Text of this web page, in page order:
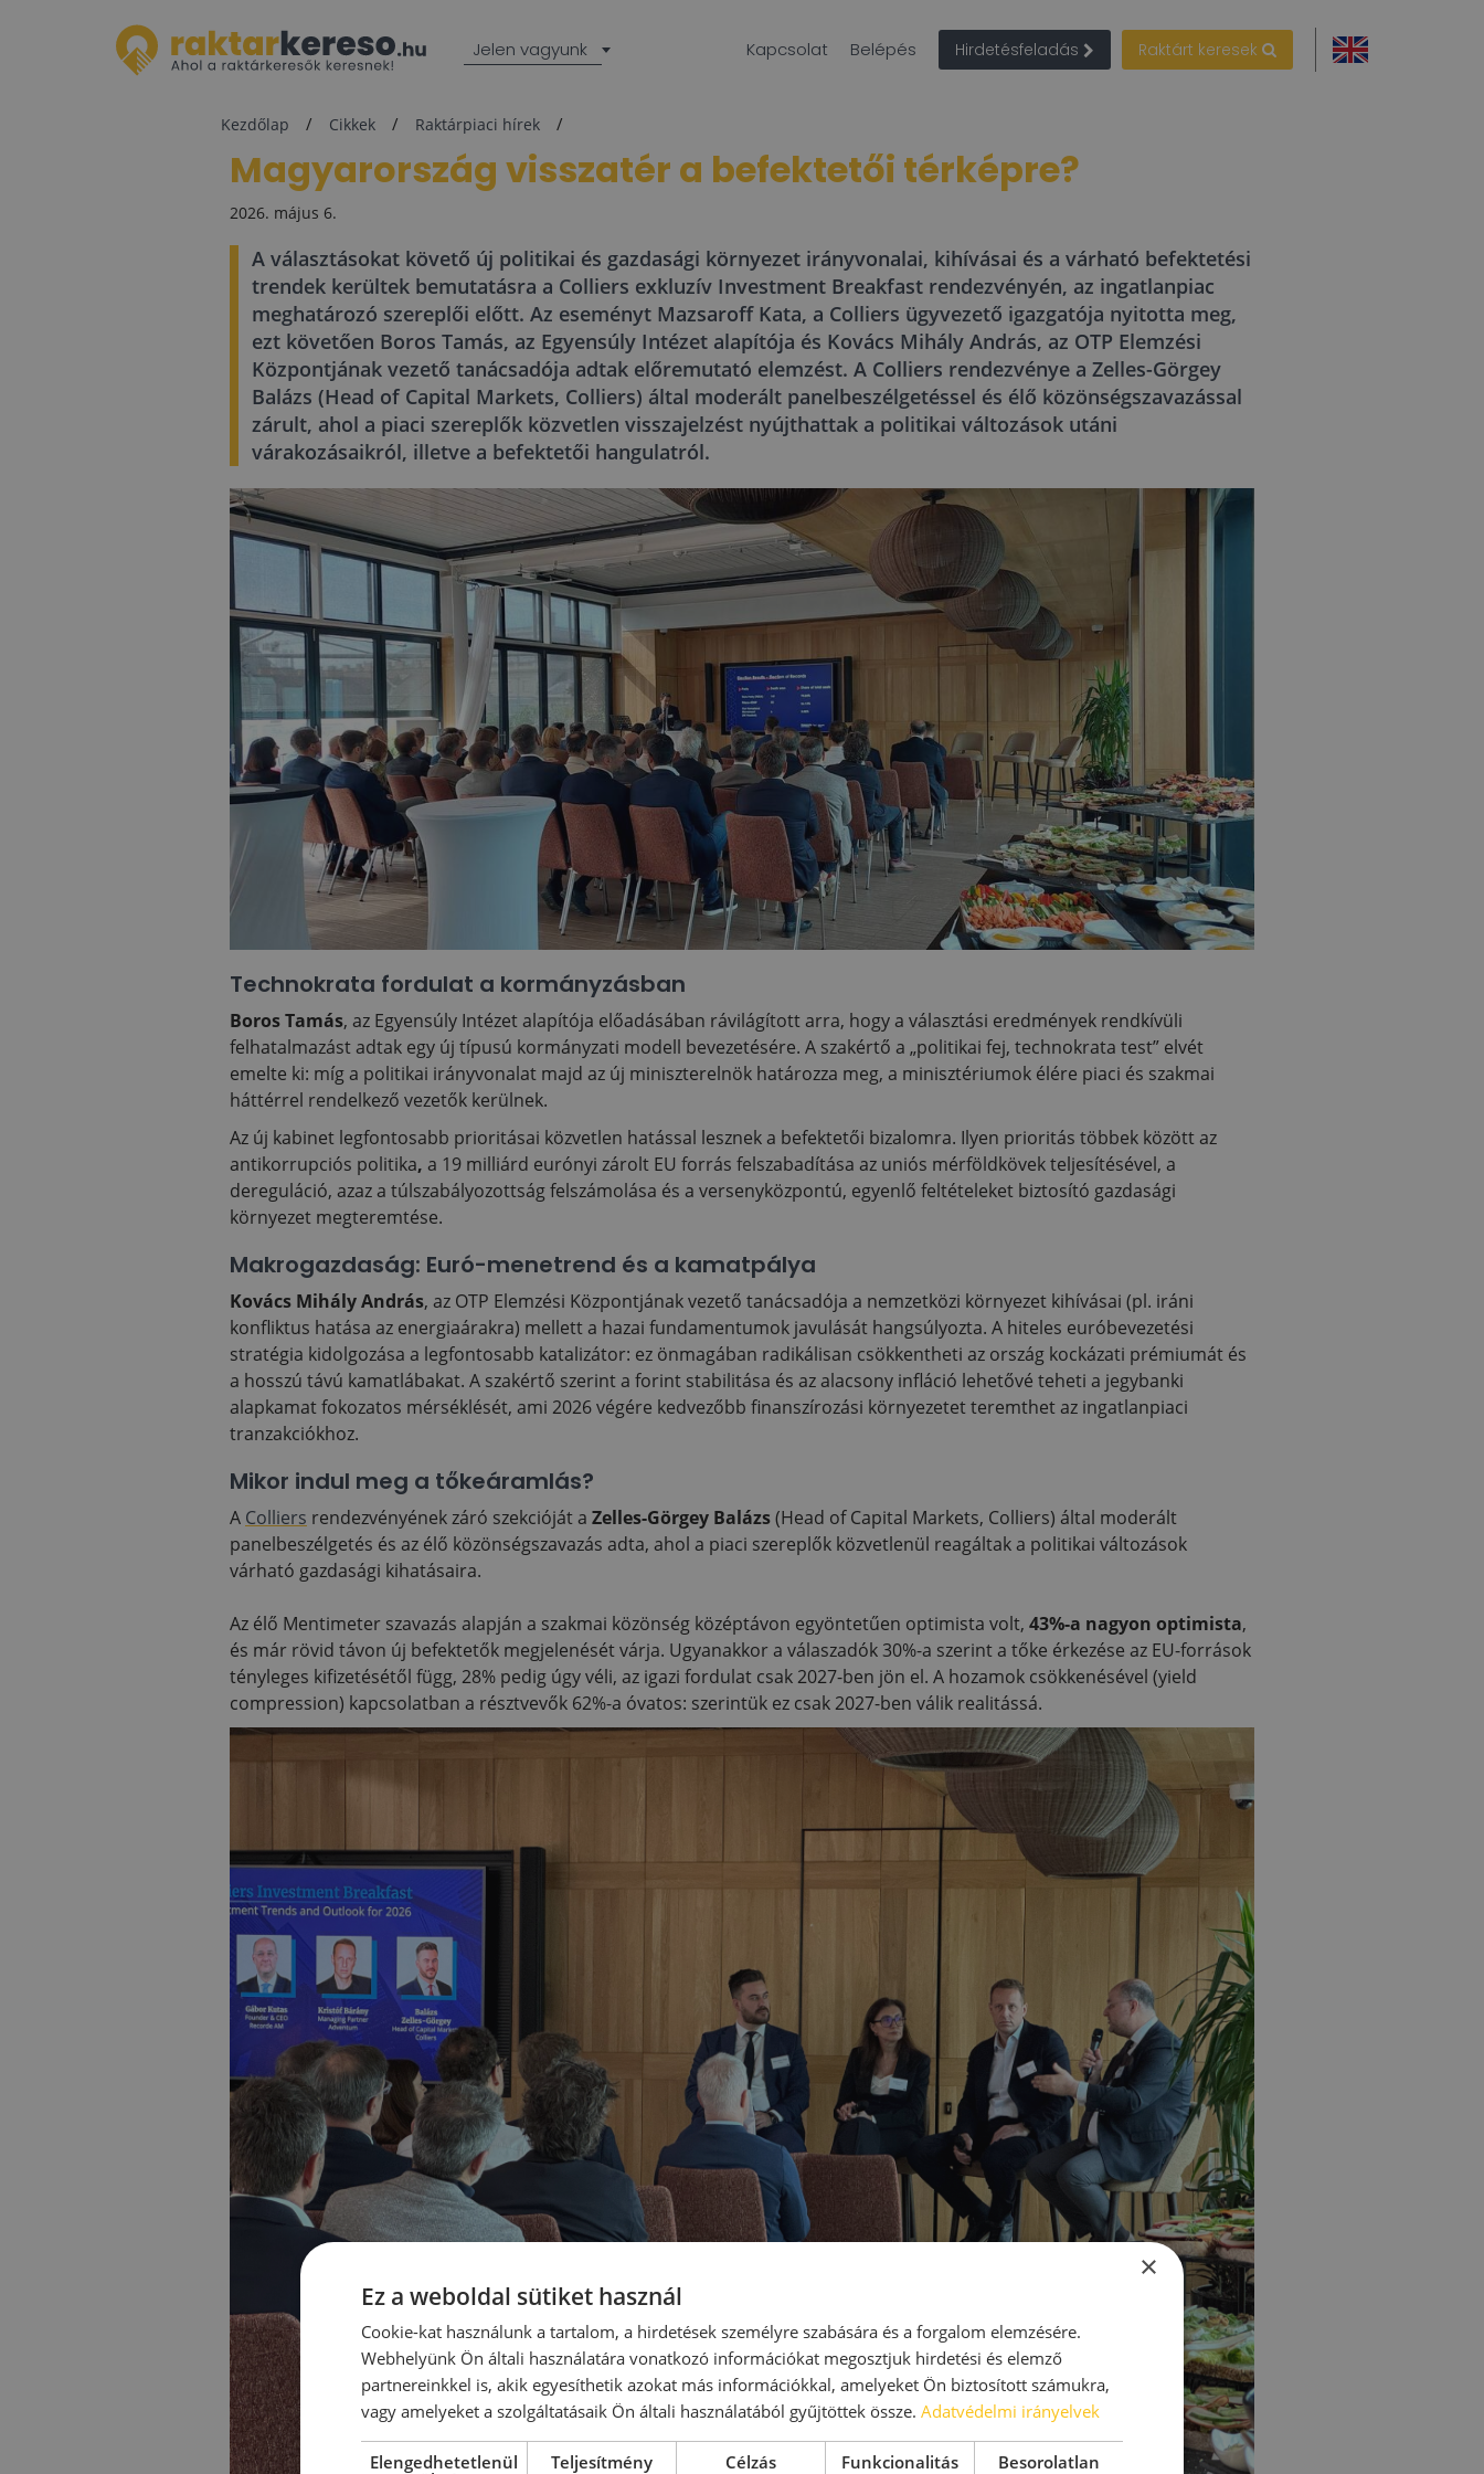
Jelen vagyunk Kapcsolat Belépés Hirdetésfeladás Raktárt keresek
Kezdőlap Cikkek Raktárpiaci hírek
Magyarország visszatér a befektetői térképre?
2026. május 6.
A választásokat követő új politikai és gazdasági környezet irányvonalai, kihívásai és a várható befektetési
trendek kerültek bemutatásra a Colliers exkluzív Investment Breakfast rendezvényén, az ingatlanpiac
meghatározó szereplői előtt. Az eseményt Mazsaroff Kata, a Colliers ügyvezető igazgatója nyitotta meg,
ezt követően Boros Tamás, az Egyensúly Intézet alapítója és Kovács Mihály András, az OTP Elemzési
Központjának vezető tanácsadója adtak előremutató elemzést. A Colliers rendezvénye a Zelles-Görgey
Balázs (Head of Capital Markets, Colliers) által moderált panelbeszélgetéssel és élő közönségszavazással
zárult, ahol a piaci szereplők közvetlen visszajelzést nyújthattak a politikai változások utáni
várakozásaikról, illetve a befektetői hangulatról.
Technokrata fordulat a kormányzásban
Boros Tamás, az Egyensúly Intézet alapítója előadásában rávilágított arra, hogy a választási eredmények rendkívüli
felhatalmazást adtak egy új típusú kormányzati modell bevezetésére. A szakértő a „politikai fej, technokrata test” elvét
emelte ki: míg a politikai irányvonalat majd az új miniszterelnök határozza meg, a minisztériumok élére piaci és szakmai
háttérrel rendelkező vezetők kerülnek.
Az új kabinet legfontosabb prioritásai közvetlen hatással lesznek a befektetői bizalomra. Ilyen prioritás többek között az
antikorrupciós politika, a 19 milliárd eurónyi zárolt EU forrás felszabadítása az uniós mérföldkövek teljesítésével, a
dereguláció, azaz a túlszabályozottság felszámolása és a versenyközpontú, egyenlő feltételeket biztosító gazdasági
környezet megteremtése.
Makrogazdaság: Euró-menetrend és a kamatpálya
Kovács Mihály András, az OTP Elemzési Központjának vezető tanácsadója a nemzetközi környezet kihívásai (pl. iráni
konfliktus hatása az energiaárakra) mellett a hazai fundamentumok javulását hangsúlyozta. A hiteles euróbevezetési
stratégia kidolgozása a legfontosabb katalizátor: ez önmagában radikálisan csökkentheti az ország kockázati prémiumát és
a hosszú távú kamatlábakat. A szakértő szerint a forint stabilitása és az alacsony infláció lehetővé teheti a jegybanki
alapkamat fokozatos mérséklését, ami 2026 végére kedvezőbb finanszírozási környezetet teremthet az ingatlanpiaci
tranzakciókhoz.
Mikor indul meg a tőkeáramlás?
A Colliers rendezvényének záró szekcióját a Zelles-Görgey Balázs(Head of Capital Markets, Colliers) által moderált
panelbeszélgetés és az élő közönségszavazás adta, ahol a piaci szereplők közvetlenül reagáltak a politikai változások
várható gazdasági kihatásaira.
Az élő Mentimeter szavazás alapján a szakmai közönség középtávon egyöntetűen optimista volt, 43%-a nagyon optimista,
és már rövid távon új befektetők megjelenését várja. Ugyanakkor a válaszadók 30%-a szerint a tőke érkezése az EU-források
tényleges kifizetésétől függ, 28% pedig úgy véli, az igazi fordulat csak 2027-ben jön el. A hozamok csökkenésével (yield
compression) kapcsolatban a résztvevők 62%-a óvatos: szerintük ez csak 2027-ben válik realitássá.
×
Ez a weboldal sütiket használ
Cookie-kat használunk a tartalom, a hirdetések személyre szabására és a forgalom elemzésére.
Webhelyünk Ön általi használatára vonatkozó információkat megosztjuk hirdetési és elemző
partnereinkkel is, akik egyesíthetik azokat más információkkal, amelyeket Ön biztosított számukra,
vagy amelyeket a szolgáltatásaik Ön általi használatából gyűjtöttek össze. Adatvédelmi irányelvek
Elengedhetetlenül
Teljesítmény Célzás Funkcionalitás Besorolatlan